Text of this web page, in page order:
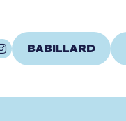
BABILLARD